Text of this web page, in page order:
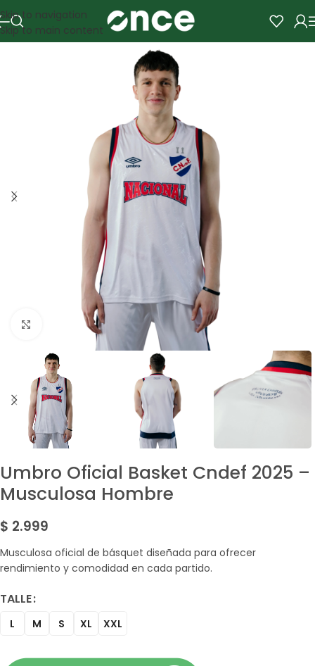
Skip to navigation
Skip to main content
Amplía la Imagen
Umbro Oficial Basket Cndef 2025 –
Musculosa Hombre
$ 2.999
Musculosa oficial de básquet diseñada para ofrecer
rendimiento y comodidad en cada partido.
TALLE
L M S XL XXL